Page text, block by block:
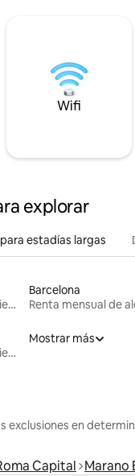
Wifi
explorar
estadías largas
Renta mensual de alojamientos
Barcelona
Renta mensual de alojamientos
Mostrar más
exclusiones en
Capital Marano